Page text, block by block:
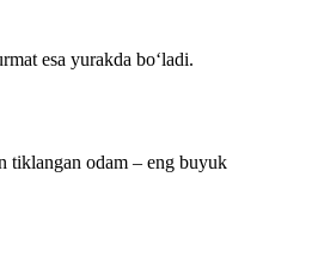
esa yurakda bo‘ladi.
tiklangan odam – eng buyuk